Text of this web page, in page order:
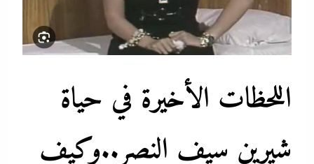
اللحظات الأخيرة في حياة
شيرين سيف النصر..وكيف